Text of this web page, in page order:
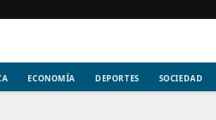
ECONOMÍA DEPORTES SOCIEDAD